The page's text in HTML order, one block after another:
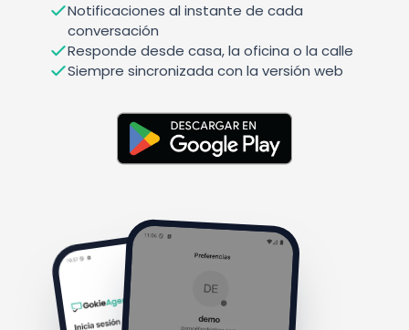
Notificaciones al instante de cada
conversación
Responde desde casa, la oficina o la calle
Siempre sincronizada con la versión web